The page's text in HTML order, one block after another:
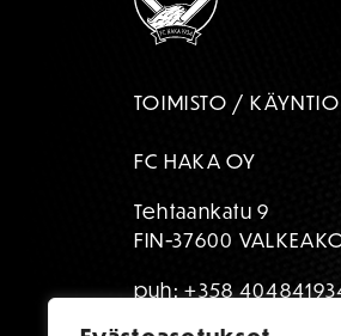
TOIMISTO /
FC HAKA OY
Tehtaankatu 9
FIN-37600
puh:+358